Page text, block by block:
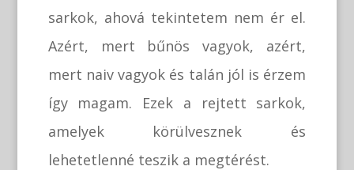
sarkok, ahová tekintetem nem ér el.
Azért, mert bűnös vagyok, azért,
mert naiv vagyok és talán jól is érzem
így magam. Ezek a rejtett sarkok,
amelyek körülvesznek és
lehetetlenné teszik a megtérést.